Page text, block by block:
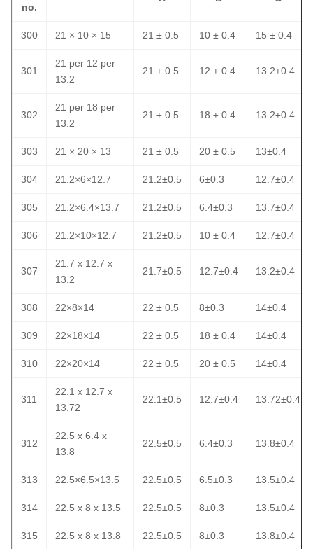
no.
300 21 × 10 × 15 21 ± 0.5 10 ± 0.4 15 ± 0.4
301
21 per 12 per
13.2
21 ± 0.5 12 ± 0.4 13.2±0.4
302
21 per 18 per
13.2
21 ± 0.5 18 ± 0.4 13.2±0.4
303 21 × 20 × 13 21 ± 0.5 20 ± 0.5 13±0.4
304 21.2×6×12.7 21.2±0.5 6±0.3 12.7±0.4
305 21.2×6.4×13.7 21.2±0.5 6.4±0.3 13.7±0.4
306 21.2×10×12.7 21.2±0.5 10 ± 0.4 12.7±0.4
307
21.7 x 12.7 x
13.2
21.7±0.5 12.7±0.4 13.2±0.4
308 22×8×14 22 ± 0.5 8±0.3 14±0.4
309 22×18×14 22 ± 0.5 18 ± 0.4 14±0.4
310 22×20×14 22 ± 0.5 20 ± 0.5 14±0.4
311
22.1 x 12.7 x
13.72
22.1±0.5 12.7±0.4 13.72±0.4
312
22.5 x 6.4 x
13.8
22.5±0.5 6.4±0.3 13.8±0.4
313 22.5×6.5×13.5 22.5±0.5 6.5±0.3 13.5±0.4
314 22.5 x 8 x 13.5 22.5±0.5 8±0.3 13.5±0.4
315 22.5 x 8 x 13.8 22.5±0.5 8±0.3 13.8±0.4